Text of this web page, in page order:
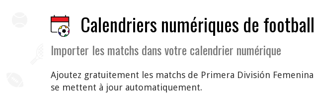
Calendriers numériques de football
Importer les matchs dans votre calendrier numérique
Ajoutez gratuitement les matchs de Primera División
se mettent à jour automatiquement.